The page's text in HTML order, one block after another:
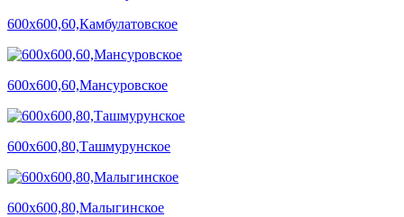
600х600,60,Камбулатовское
600х600,60,Мансуровское
600х600,80,Ташмурунское
600х600,80,Малыгинское